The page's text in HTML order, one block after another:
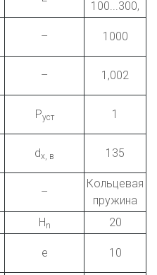
100...300,
– 1000
– 1,002
Pуст 1
dx, в 135
–
Кольцевая
пружина
Hn
20
e 10